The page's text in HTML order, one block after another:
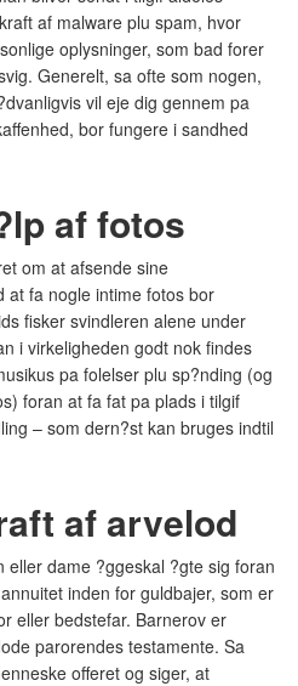
af malware plu spam, hvor
oplysninger, som bad forer
Generelt, sa ofte som nogen,
vil eje dig gennem pa
bor fungere i sandhed
af fotos
om at afsende sine
at fa nogle intime fotos bor
fisker svindleren alene under
i virkeligheden godt nok findes
pa folelser plu sp?nding (og
foran at fa fat pa plads i tilgif
– som dern?st kan bruges indtil
af arvelod
eller dame ?ggeskal ?gte sig foran
inden for guldbajer, som er
eller bedstefar. Barnerov er
parorendes testamente. Sa
offeret og siger, at